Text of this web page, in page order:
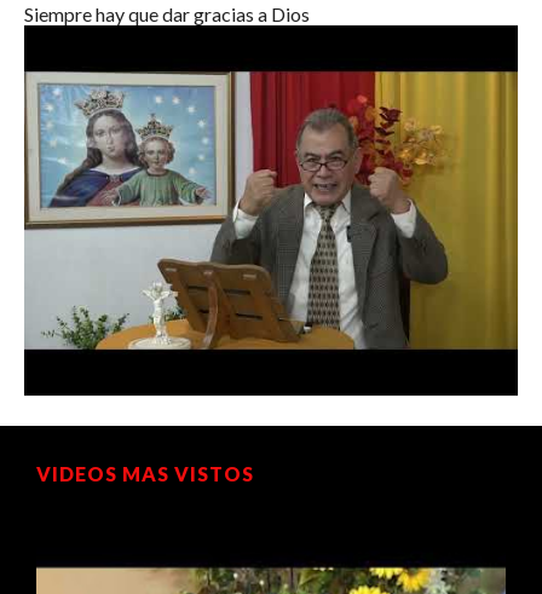
Siempre hay que dar gracias a Dios
VIDEOS MAS VISTOS